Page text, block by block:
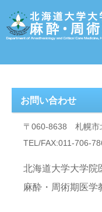
お問い合わせ
〒060-8638 札幌市
TEL/FAX:011-706-
北海道大学大学
麻酔・周術期医学